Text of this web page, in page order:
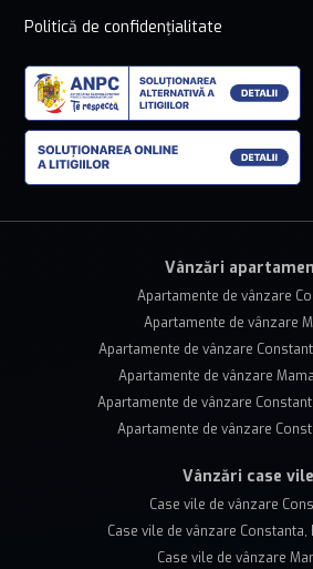
Politică de confidențialitate
Vânzări
Apartamente de vânzare
Apartamente de vânzare
Apartamente de vânzare
Apartamente de vânzare
Apartamente de vânzare
Apartamente de vânzare
Vânzări case vile
Case vile de vânzare
Case vile de vânzare Constanta,
Case vile de vânzare